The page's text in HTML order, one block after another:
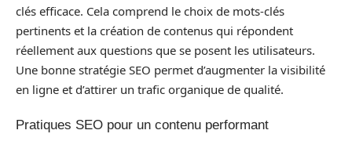
clés efficace. Cela comprend le choix de mots-clés
pertinents et la création de contenus qui répondent
réellement aux questions que se posent les utilisateurs.
Une bonne stratégie SEO permet d’augmenter la visibilité
en ligne et d’attirer un trafic organique de qualité.
Pratiques SEO pour un contenu performant